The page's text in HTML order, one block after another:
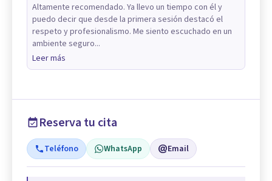
Altamente recomendado. Ya llevo un tiempo con él y
puedo decir que desde la primera sesión destacó el
respeto y profesionalismo. Me siento escuchado en un
ambiente seguro...
Leer más
Reserva tu cita
Teléfono WhatsApp Email